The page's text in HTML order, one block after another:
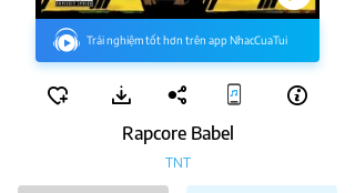
Trải nghiệm tốt hơn trên app NhacCuaTui
Rapcore Babel
TNT